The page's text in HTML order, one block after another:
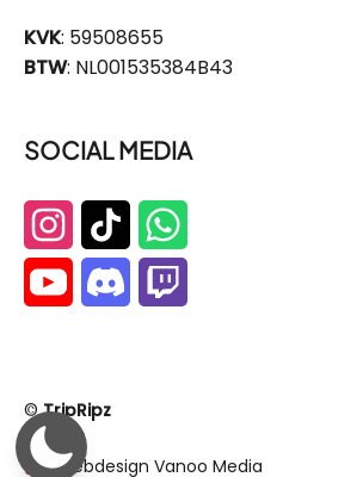
KVK: 59508655
BTW: NL001535384B43
SOCIAL MEDIA
©TripRipz
Webdesign Vanoo Media